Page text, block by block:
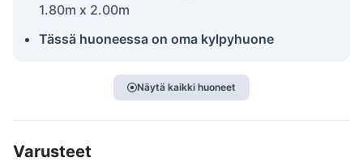
1.80m x 2.00m
Tässä huoneessa on oma kylpyhuone
Näytä kaikki huoneet
Varusteet